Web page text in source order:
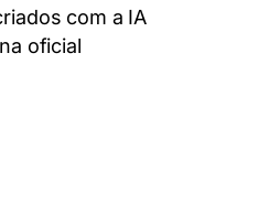
com a IA
oficial